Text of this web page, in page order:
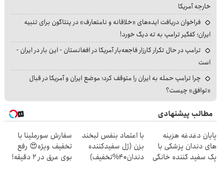
خارجه آمریکا
فراخوان دریافت ایده‌های «خلاقانه و نامتعارف» در پنتاگون برای تنبیه
ایران؛ کفگیر ترامپ به ته دیگ خورد!
ترامپ در حال تکرار کارزار فاجعه‌بار آمریکا در افغانستان - این بار در ایران -
است
چرا ترامپ حمله به ایران را متوقف کرد؛ موضع ایران و آمریکا در قبال
«توافق» چیست؟
مطالب پیشنهادی
پایان دغدغه هزینه
های دندان پزشکی با
پک سفید کننده خانگی
با اعتماد بنفس لبخند
بزن (ژل سفیدکننده
دندان40%تخفیف)
سفارش سورملینا با
تخفیف ویژه😍 رفع
بوی عرق در 2 دقیقه!